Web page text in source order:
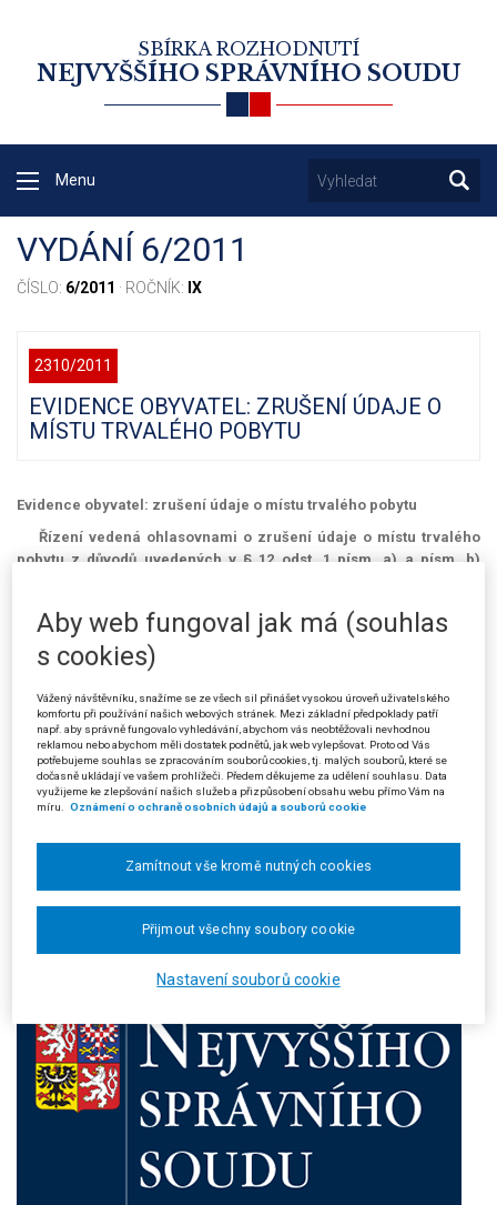
SBÍRKA ROZHODNUTÍ
NEJVYŠŠÍHO SPRÁVNÍHO SOUDU
Menu
VYDÁNÍ 6/2011
ČÍSLO: 6/2011 · ROČNÍK: IX
2310/2011
EVIDENCE OBYVATEL: ZRUŠENÍ ÚDAJE O
MÍSTU TRVALÉHO POBYTU
Evidence obyvatel: zrušení údaje o místu trvalého pobytu
Řízení vedená ohlasovnami o zrušení údaje o místu trvalého
pobytu z důvodů uvedených v § 12 odst. 1 písm. a) a písm. b)
ohlašovny.
(Podle rozsudku Krajského soudu v Ústí nad Labem ze dne 30. 9. 2009,
Aby web fungoval jak má (souhlas
s cookies)
Vážený návštěvníku, snažíme se ze všech sil přinášet vysokou úroveň uživatelského
komfortu při používání našich webových stránek. Mezi základní předpoklady patří
např. aby správně fungovalo vyhledávání, abychom vás neobtěžovali nevhodnou
reklamou nebo abychom měli dostatek podnětů, jak web vylepšovat. Proto od Vás
potřebujeme souhlas se zpracováním souborů cookies, tj. malých souborů, které se
dočasně ukládají ve vašem prohlížeči. Předem děkujeme za udělení souhlasu. Data
využijeme ke zlepšování našich služeb a přizpůsobení obsahu webu přímo Vám na
míru.
Oznámení o ochraně osobních údajů a souborů cookie
Nastavení souborů cookie
Zamítnout vše kromě nutných cookies
Přijmout všechny soubory cookie